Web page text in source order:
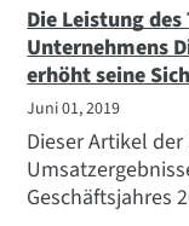
Maschinen
Technologie
einen
engagieren und
Compliance
Die Leistung des
Unternehmens
erhöht seine
Juni 01, 2019
Dieser Artikel
Geschäftsjahres